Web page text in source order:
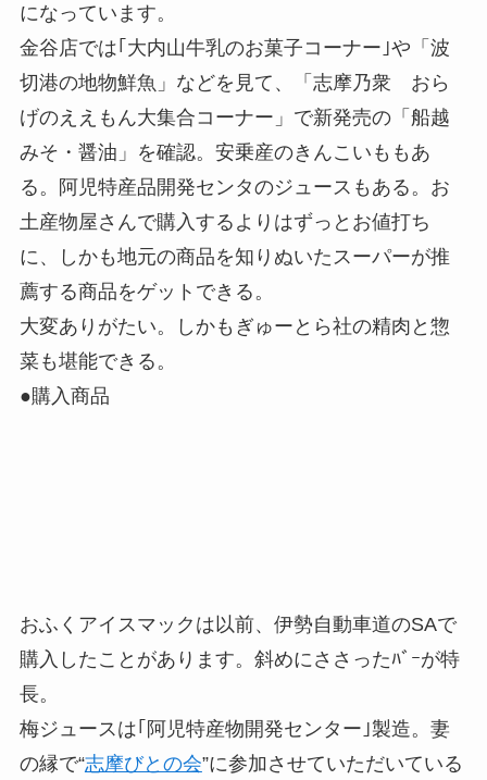
になっています。
金谷店では｢大内山牛乳のお菓子コーナー｣や「波
切港の地物鮮魚」などを見て、「志摩乃衆 おら
げのええもん大集合コーナー」で新発売の「船越
みそ・醤油」を確認。安乗産のきんこいももあ
る。阿児特産品開発センタのジュースもある。お
土産物屋さんで購入するよりはずっとお値打ち
に、しかも地元の商品を知りぬいたスーパーが推
薦する商品をゲットできる。
大変ありがたい。しかもぎゅーとら社の精肉と惣
菜も堪能できる。
●購入商品
おふくアイスマックは以前、伊勢自動車道のSAで
購入したことがあります。斜めにささったﾊﾞｰが特
長。
梅ジュースは｢阿児特産物開発センター｣製造。妻
の縁で“志摩びとの会”に参加させていただいている